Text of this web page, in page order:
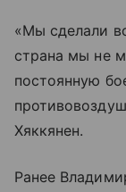
«Мы сделали
страна мы не
постоянную
Хяккянен.
Ранее